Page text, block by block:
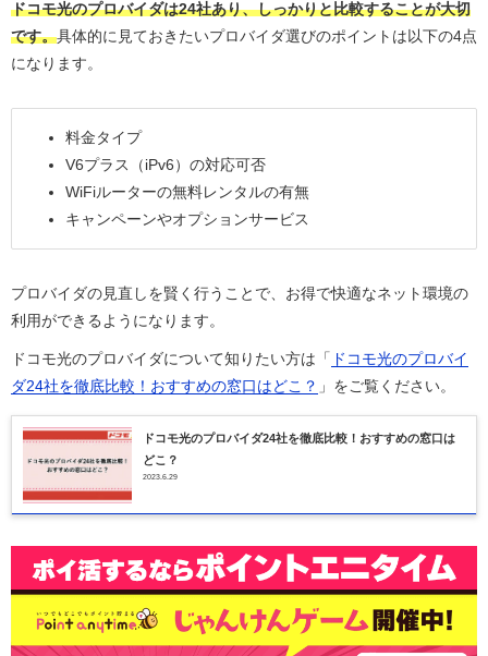
ドコモ光のプロバイダは24社あり、しっかりと比較することが大切
です。具体的に見ておきたいプロバイダ選びのポイントは以下の4点
になります。
料金タイプ
V6プラス（iPv6）の対応可否
WiFiルーターの無料レンタルの有無
キャンペーンやオプションサービス
プロバイダの見直しを賢く行うことで、お得で快適なネット環境の
利用ができるようになります。
ドコモ光のプロバイダについて知りたい方は「
ドコモ光のプロバイ
ダ24社を徹底比較！おすすめの窓口はどこ？ 」をご覧ください。
ドコモ光のプロバイダ24社を徹底比較！おすすめの窓口は
どこ？
2023.6.29